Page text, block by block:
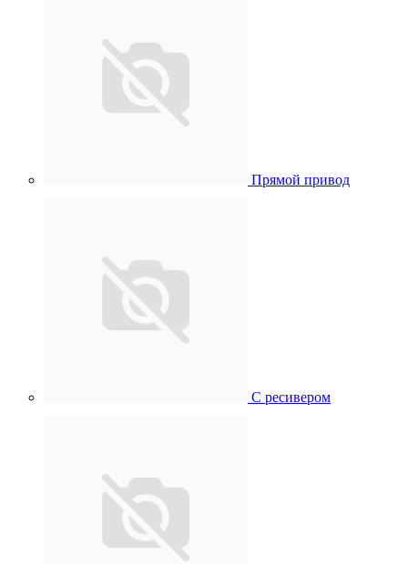
Прямой привод
С ресивером